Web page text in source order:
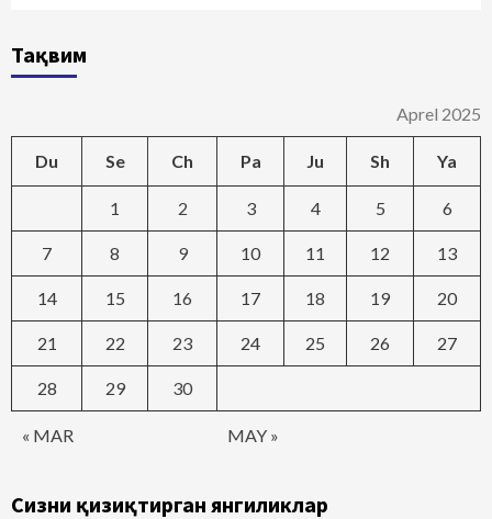
Тақвим
Aprel 2025
Du Se Ch Pa Ju Sh Ya
« MAR MAY »
1 2 3 4 5 6
7 8 9 10 11 12 13
14 15 16 17 18 19 20
21 22 23 24 25 26 27
28 29 30
Сизни қизиқтирган янгиликлар